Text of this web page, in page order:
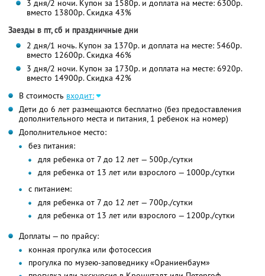
3 дня/2 ночи. Купон за 1580р. и доплата на месте: 6300р.
вместо 13800р. Скидка 43%
Заезды в пт, сб и праздничные дни
2 дня/1 ночь. Купон за 1370р. и доплата на месте: 5460р.
вместо 12600р. Скидка 46%
3 дня/2 ночи. Купон за 1730р. и доплата на месте: 6920р.
вместо 14900р. Скидка 42%
В стоимость входит:
Дети до 6 лет размещаются бесплатно (без предоставления
дополнительного места и питания, 1 ребенок на номер)
Дополнительное место:
без питания:
для ребенка от 7 до 12 лет — 500р./сутки
для ребенка от 13 лет или взрослого — 1000р./сутки
с питанием:
для ребенка от 7 до 12 лет — 700р./сутки
для ребенка от 13 лет или взрослого — 1200р./сутки
Доплаты — по прайсу:
конная прогулка или фотосессия
прогулка по музею-заповеднику «Ораниенбаум»